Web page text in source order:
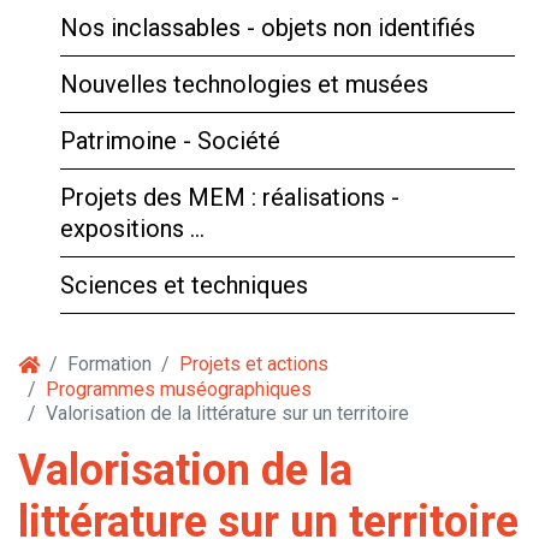
Nos inclassables - objets non identifiés
Nouvelles technologies et musées
Patrimoine - Société
Projets des MEM : réalisations -
expositions …
Sciences et techniques
Formation
Projets et actions
Programmes muséographiques
Valorisation de la littérature sur un territoire
Valorisation de la
littérature sur un territoire